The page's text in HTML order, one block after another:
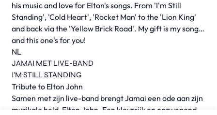
his music and love for Elton's songs. From 'I'm Still
Standing', 'Cold Heart', 'Rocket Man' to the 'Lion King'
and back via the 'Yellow Brick Road'. My gift is my song…
and this one's for you!
NL
JAMAI MET LIVE-BAND
I’M STILL STANDING
Tribute to Elton John
Samen met zijn live-band brengt Jamai een ode aan zijn
muzikale held, Elton John. Een kleurrijk en opzwepend